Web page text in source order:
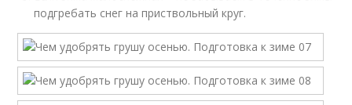
подгребать снег на приствольный круг.